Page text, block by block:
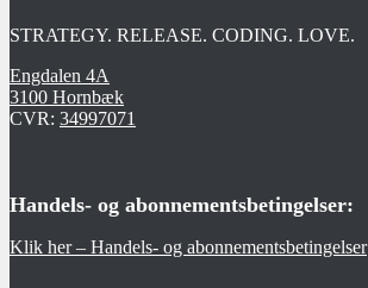
STRATEGY. RELEASE. CODING. LOVE.
Engdalen 4A
3100 Hornbæk
CVR: 34997071
Handels- og abonnementsbetingelser:
Klik her – Handels- og abonnementsbetingelser